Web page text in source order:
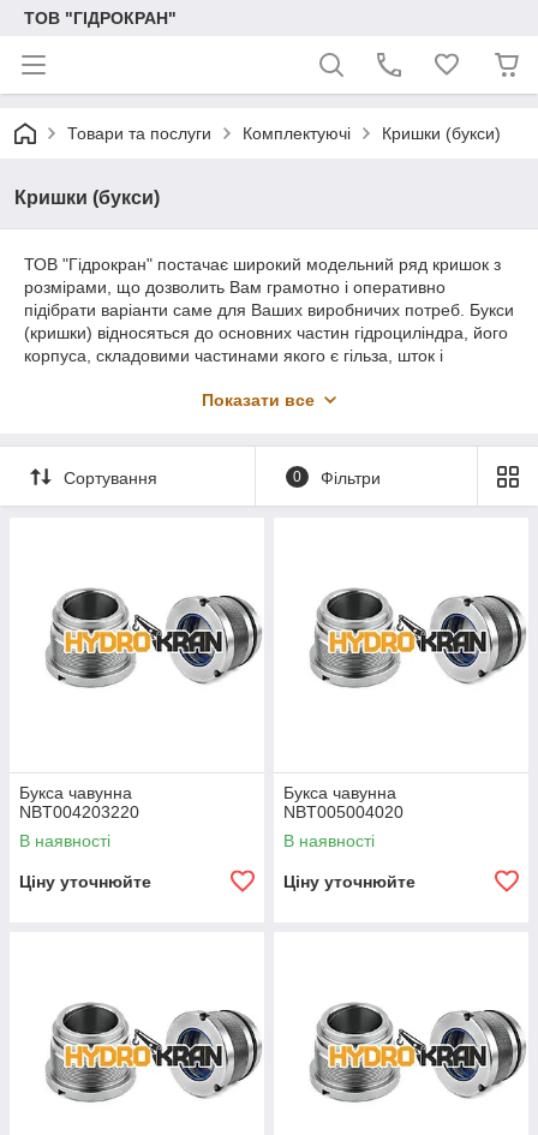
ТОВ "ГІДРОКРАН"
Товари та послуги Комплектуючі Кришки (букси)
Кришки (букси)
ТОВ "Гідрокран" постачає широкий модельний ряд кришок з
розмірами, що дозволить Вам грамотно і оперативно
підібрати варіанти саме для Ваших виробничих потреб. Букси
(кришки) відносяться до основних частин гідроциліндра, його
корпуса, складовими частинами якого є гільза, шток і
має точне відповідність штока, гільзи і кришки. Точно підібрані
максимального зусилля.
Показати все
Сортування 0 Фільтри
Букса чавунна
NBT004203220
В наявності
Ціну уточнюйте
Букса чавунна
NBT005004020
В наявності
Ціну уточнюйте